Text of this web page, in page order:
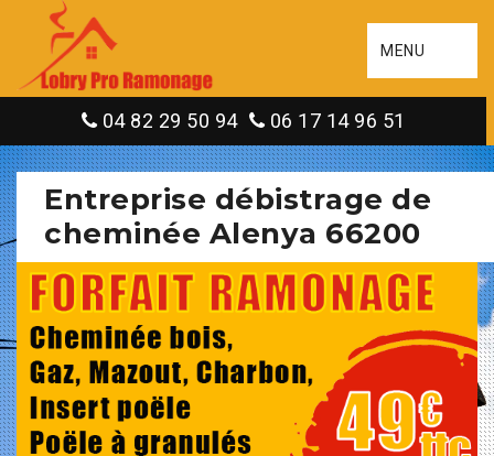
MENU
04 82 29 50 94 06 17 14 96 51
Entreprise débistrage de
cheminée Alenya 66200